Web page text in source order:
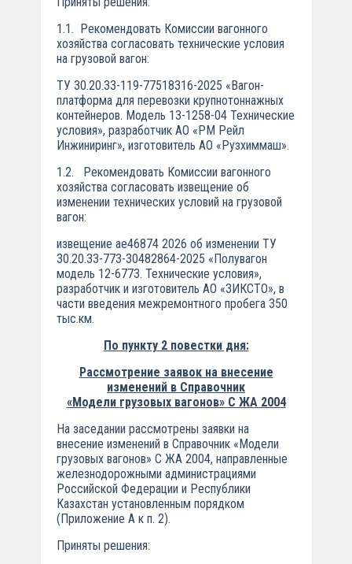
1.1. Рекомендовать Комиссии вагонного
хозяйства согласовать технические условия
на грузовой вагон:
ТУ 30.20.33-119-77518316-2025 «Вагон-
платформа для перевозки крупнотоннажных
контейнеров. Модель 13-1258-04 Технические
условия», разработчик АО «РМ Рейл
Инжиниринг», изготовитель АО «Рузхиммаш».
1.2. Рекомендовать Комиссии вагонного
хозяйства согласовать извещение об
изменении технических условий на грузовой
вагон:
извещение ае46874 2026 об изменении ТУ
30.20.33-773-30482864-2025 «Полувагон
модель 12-6773. Технические условия»,
разработчик и изготовитель АО «ЗИКСТО», в
части введения межремонтного пробега 350
тыс.км.
По пункту 2 повестки дня:
Рассмотрение заявок на внесение
изменений в Справочник
«Модели грузовых вагонов» С ЖА 2004
На заседании рассмотрены заявки на
внесение изменений в Справочник «Модели
грузовых вагонов» С ЖА 2004, направленные
железнодорожными администрациями
Российской Федерации и Республики
Казахстан установленным порядком
(Приложение А к п. 2).
Приняты решения: